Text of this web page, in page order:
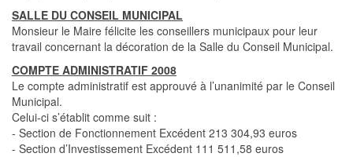
SALLE DU CONSEIL MUNICIPAL
Monsieur le Maire félicite les conseillers municipaux pour leur
travail concernant la décoration de la Salle du Conseil Municipal.
COMPTE ADMINISTRATIF 2008
Le compte administratif est approuvé à l’unanimité par le Conseil
Municipal.
Celui-ci s’établit comme suit :
- Section de Fonctionnement Excédent 213 304,93 euros
- Section d’Investissement Excédent 111 511,58 euros